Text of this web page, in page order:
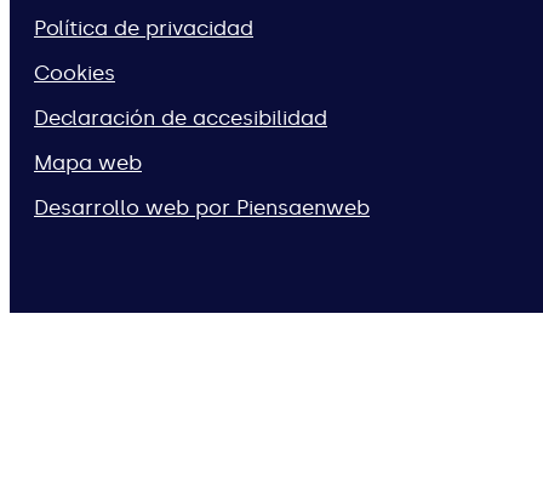
Política de privacidad
Cookies
Declaración de accesibilidad
Mapa web
Desarrollo web por Piensaenweb